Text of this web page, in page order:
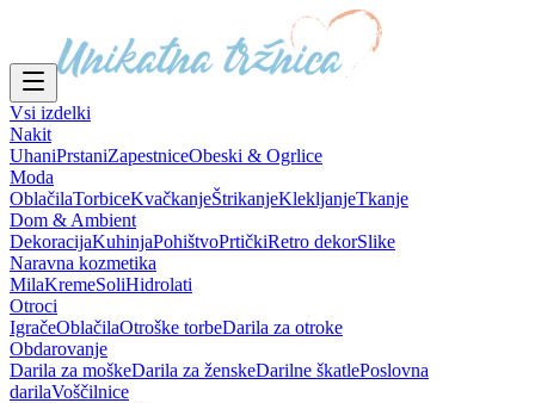
Vsi izdelki
Nakit
UhaniPrstaniZapestniceObeski & Ogrlice
Moda
OblačilaTorbiceKvačkanjeŠtrikanjeKlekljanjeTkanje
Dom & Ambient
DekoracijaKuhinjaPohištvoPrtičkiRetro dekorSlike
Naravna kozmetika
MilaKremeSoliHidrolati
Otroci
IgračeOblačilaOtroške torbeDarila za otroke
Obdarovanje
Darila za moškeDarila za ženskeDarilne škatlePoslovna
darilaVoščilnice